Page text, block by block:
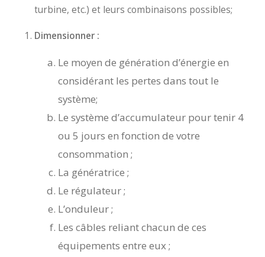
turbine, etc.) et leurs combinaisons possibles;
Dimensionner :
Le moyen de génération d’énergie en
considérant les pertes dans tout le
système;
Le système d’accumulateur pour tenir 4
ou 5 jours en fonction de votre
consommation ;
La génératrice ;
Le régulateur ;
L’onduleur ;
Les câbles reliant chacun de ces
équipements entre eux ;